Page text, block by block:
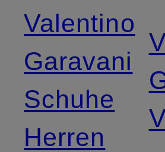
Valentino
Garavani
Schuhe
Herren